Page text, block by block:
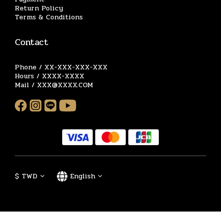
Return Policy
Terms & Conditions
Contact
Phone / XX-XXX-XXX-XXX
Hours / XXXX-XXXX
Mail / XXX@XXXX.COM
$ TWD English